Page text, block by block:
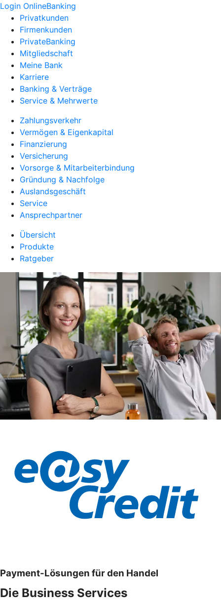
Login OnlineBanking
Privatkunden
Firmenkunden
PrivateBanking
Mitgliedschaft
Meine Bank
Karriere
Banking & Verträge
Service & Mehrwerte
Zahlungsverkehr
Vermögen & Eigenkapital
Finanzierung
Versicherung
Vorsorge & Mitarbeiterbindung
Gründung & Nachfolge
Auslandsgeschäft
Service
Ansprechpartner
Übersicht
Produkte
Ratgeber
Payment-Lösungen für den Handel
Die Business Services